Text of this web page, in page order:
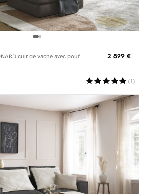
cuir de vache avec pouf 2 899 €
(1)